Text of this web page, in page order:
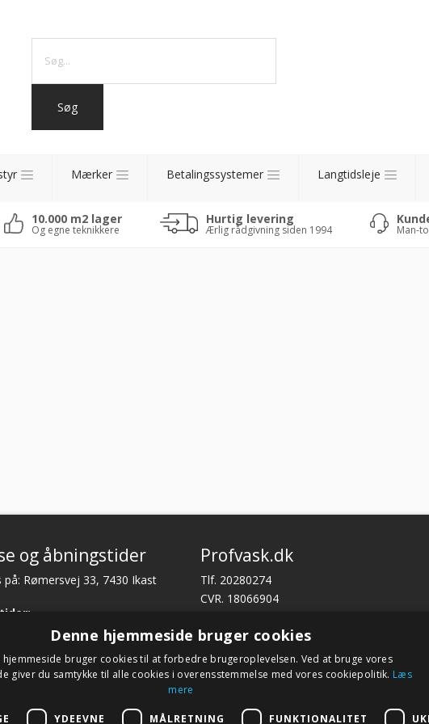
Mærker Betalingssystemer Langtidsleje
10.000 m2 lager
Og egne teknikkere
Hurtig levering
Ærlig rådgivning siden 1994 Man-
og åbningstider
på: Rømersvej 33, 7430 Ikast
torsdag fra 08:30 – 16:00.
Profvask.dk
Tlf. 20280274
CVR. 18066904
Har du brug for support?
Denne hjemmeside bruger cookies
hjemmeside bruger cookies til at forbedre brugeroplevelsen. Ved at bruge vores
giver du samtykke til alle cookies i overensstemmelse med vores cookiepolitik. Læs
mere
YDEEVNE MÅLRETNING FUNKTIONALITET